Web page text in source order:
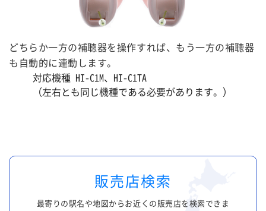
どちらか一方の補聴器を操作すれば、もう一方の補聴器
も自動的に連動します。
対応機種 HI-C1M、HI-C1TA
（左右とも同じ機種である必要があります。）
販売店検索
最寄りの駅名や地図からお近くの販売店を検索できま